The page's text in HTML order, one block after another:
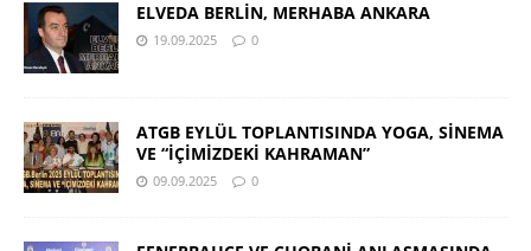
ELVEDA BERLİN, MERHABA ANKARA
19.09.2025 0
ATGB EYLÜL TOPLANTISINDA YOGA, SİNEMA
VE “İÇİMİZDEKİ KAHRAMAN”
09.09.2025 0